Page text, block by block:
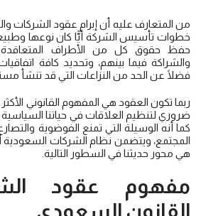
من المتعارف عليه أن إبرام عقود الشركات
خطوات تأسيس الشركة أيًّا كان نوعها
حفظ حقوق كل من الأطراف
والشراكة فيما بينهم، وتحديد كافة
فضلًا عن الحد من النزاعات التي قد تنشأ
ربما تكون العقود هي المفهوم القانوني
ضروري لتنظيم العلاقات في حياتنا السياسية
كما أنه الوسيلة التي تمنع الفوضوية
المجتمع، ويتضمن نظام الشركات السعودية
هي محور حديثنا في السطور التالية.
مفهوم عقود
القانون السعودي